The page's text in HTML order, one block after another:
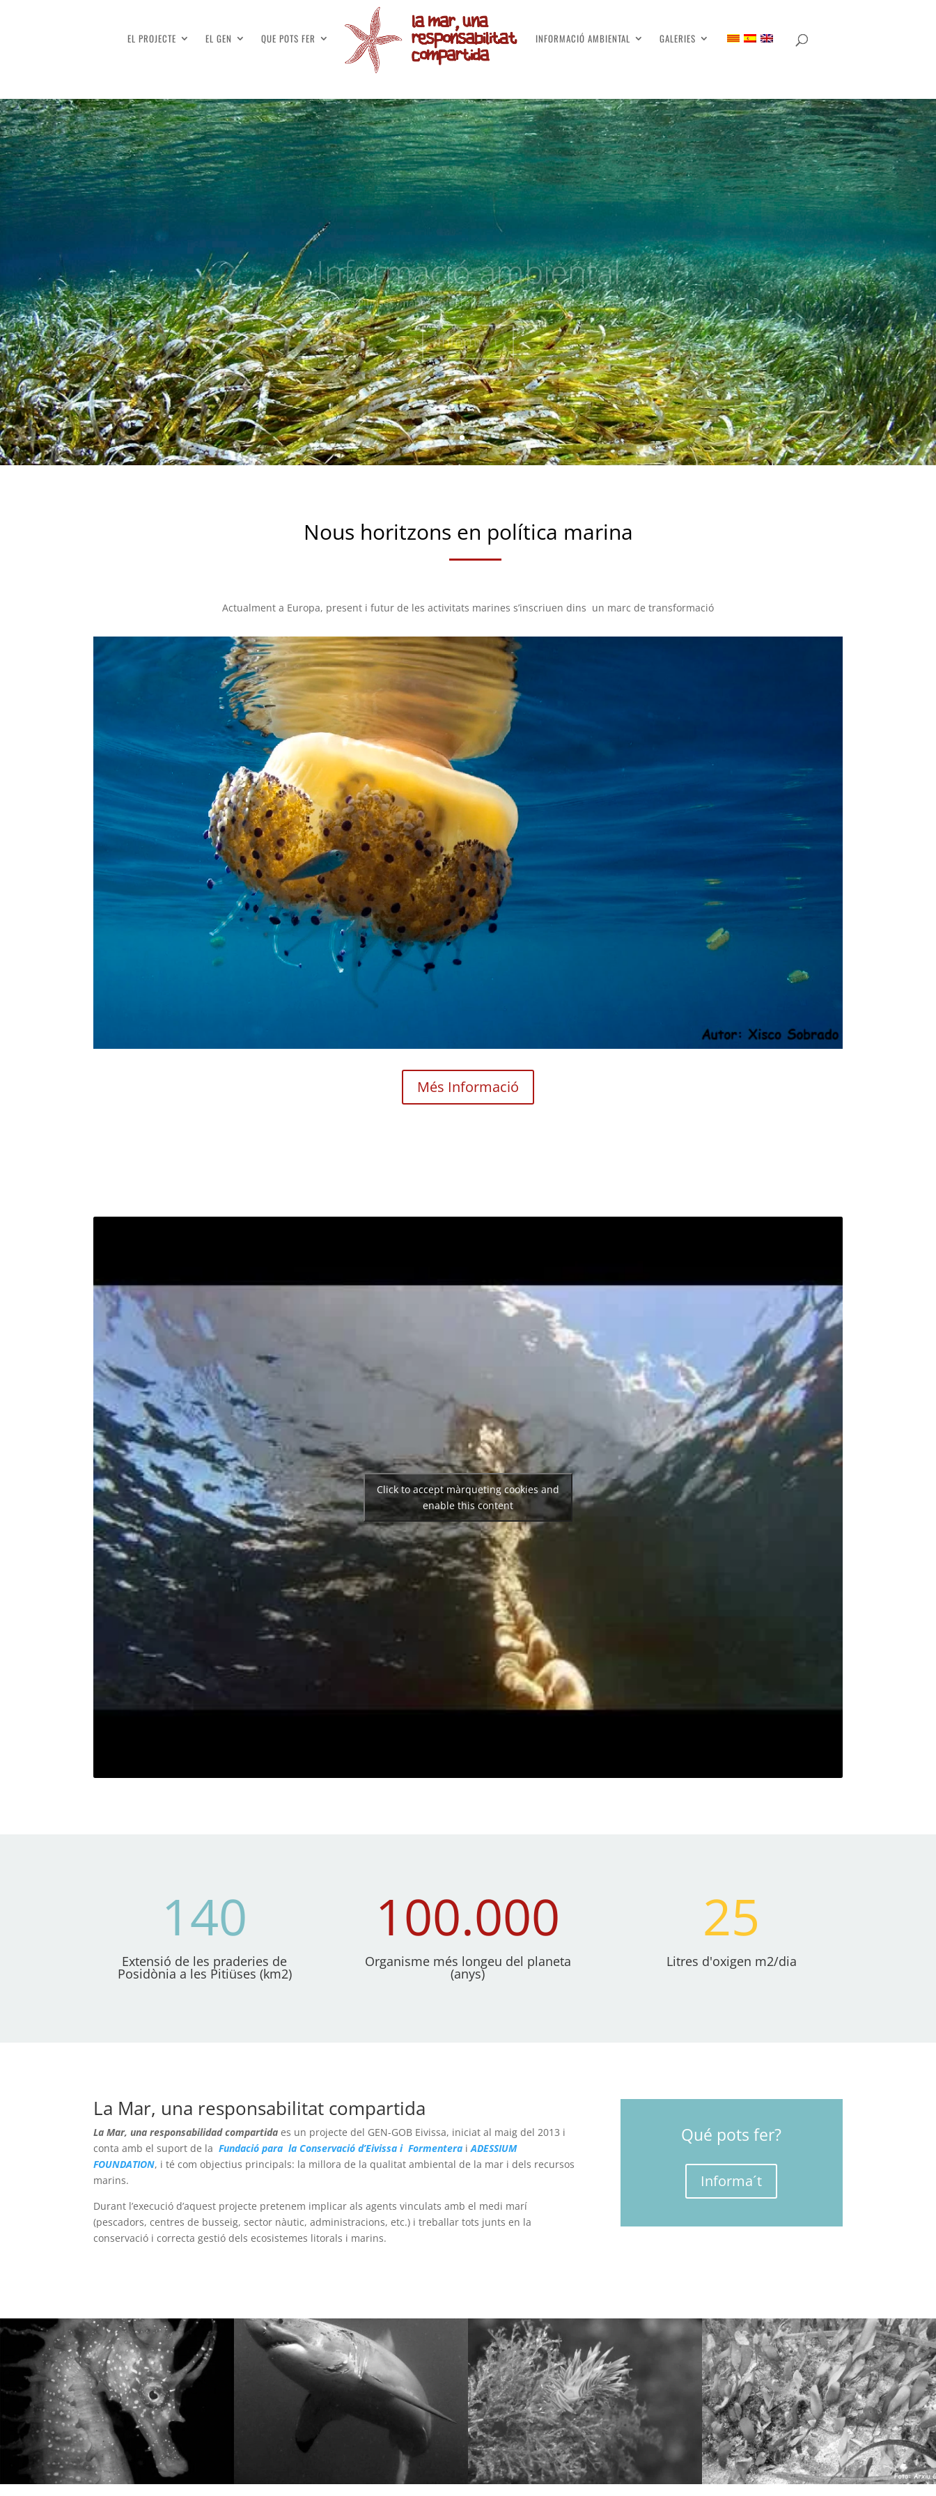
EL PROJECTE EL GEN QUE POTS FER INFORMACIÓ AMBIENTAL GALERIES
Informació ambiental
Guia interactiva de les Pitiüses, mapes, infografies, informes, manuals de bones pràctiques…
Infórma´t
Nous horitzons en política marina
Actualment a Europa, present i futur de les activitats marines s’inscriuen dins un marc de transformació
Més Informació
Click to accept màrqueting cookies and
enable this content
140
Extensió de les praderies de
Posidònia a les Pitiüses (km2)
100.000
Organisme més longeu del planeta
(anys)
25
Litres d'oxigen m2/dia
La Mar, una responsabilitat compartida
La Mar, una responsabilidad compartida es un projecte del GEN-GOB Eivissa, iniciat al maig del 2013 i
conta amb el suport de laFundació para la Conservació d’Eivissa i Formentera iADESSIUM
FOUNDATION, i té com objectius principals: la millora de la qualitat ambiental de la mar i dels recursos
marins.
Durant l’execució d’aquest projecte pretenem implicar als agents vinculats amb el medi marí
(pescadors, centres de busseig, sector nàutic, administracions, etc.) i treballar tots junts en la
conservació i correcta gestió dels ecosistemes litorals i marins.
Qué pots fer?
Informa´t